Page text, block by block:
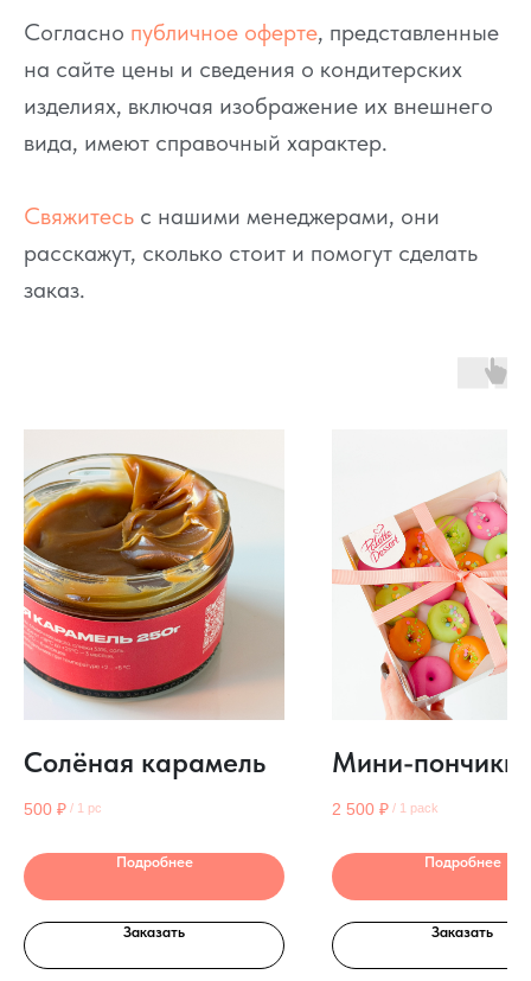
Согласно публичное оферте, представленные
на сайте цены и сведения о кондитерских
изделиях, включая изображение их внешнего
вида, имеют справочный характер.
Свяжитесь с нашими менеджерами, они
расскажут, сколько стоит и помогут сделать
заказ.
Солёная карамель
500 ₽ / 1 pc
Подробнее
Заказать
Мини-пончики
2 500 ₽ / 1 pack
Подробнее
Заказать